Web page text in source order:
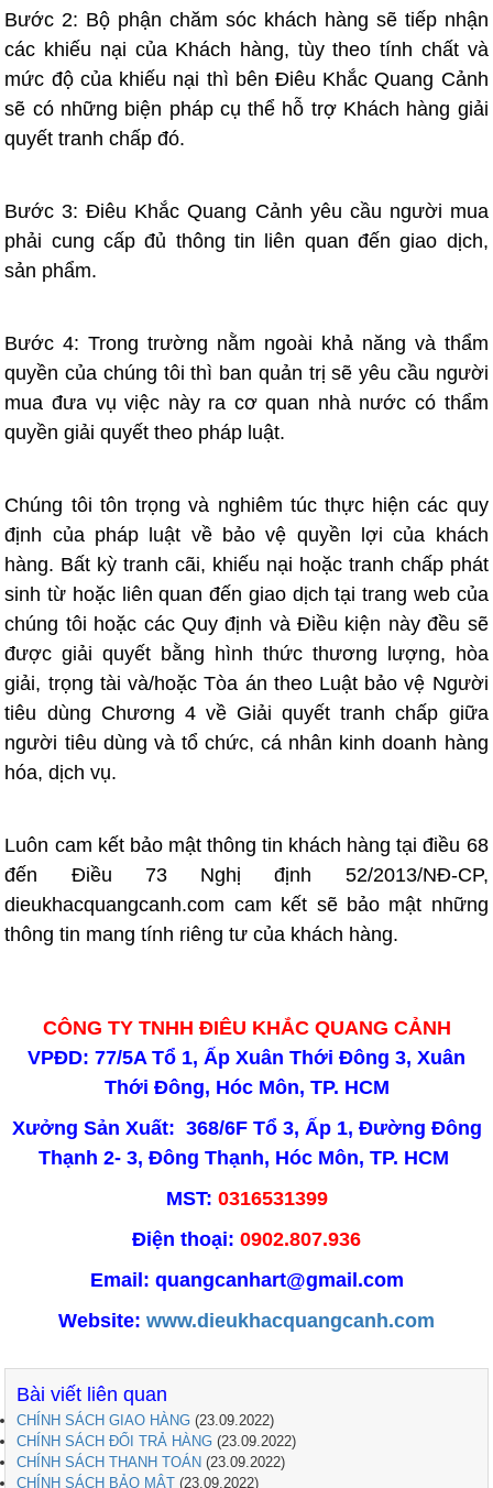
Bước 2: Bộ phận chăm sóc khách hàng sẽ tiếp nhận
các khiếu nại của Khách hàng, tùy theo tính chất và
mức độ của khiếu nại thì bên Điêu Khắc Quang Cảnh
sẽ có những biện pháp cụ thể hỗ trợ Khách hàng giải
quyết tranh chấp đó.
Bước 3: Điêu Khắc Quang Cảnh yêu cầu người mua
phải cung cấp đủ thông tin liên quan đến giao dịch,
sản phẩm.
Bước 4: Trong trường nằm ngoài khả năng và thẩm
quyền của chúng tôi thì ban quản trị sẽ yêu cầu người
mua đưa vụ việc này ra cơ quan nhà nước có thẩm
quyền giải quyết theo pháp luật.
Chúng tôi tôn trọng và nghiêm túc thực hiện các quy
định của pháp luật về bảo vệ quyền lợi của khách
hàng. Bất kỳ tranh cãi, khiếu nại hoặc tranh chấp phát
sinh từ hoặc liên quan đến giao dịch tại trang web của
chúng tôi hoặc các Quy định và Điều kiện này đều sẽ
được giải quyết bằng hình thức thương lượng, hòa
giải, trọng tài và/hoặc Tòa án theo Luật bảo vệ Người
tiêu dùng Chương 4 về Giải quyết tranh chấp giữa
người tiêu dùng và tổ chức, cá nhân kinh doanh hàng
hóa, dịch vụ.
Luôn cam kết bảo mật thông tin khách hàng tại điều 68
đến Điều 73 Nghị định 52/2013/NĐ-CP,
dieukhacquangcanh.com cam kết sẽ bảo mật những
thông tin mang tính riêng tư của khách hàng.
CÔNG TY TNHH ĐIÊU KHẮC QUANG CẢNH
VPĐD: 77/5A Tổ 1, Ấp Xuân Thới Đông 3, Xuân
Thới Đông, Hóc Môn, TP. HCM
Xưởng Sản Xuất: 368/6F Tổ 3, Ấp 1, Đường Đông
Thạnh 2- 3, Đông Thạnh, Hóc Môn, TP. HCM
MST: 0316531399
Điện thoại: 0902.807.936
Email: quangcanhart@gmail.com
Website: www.dieukhacquangcanh.com
Bài viết liên quan
CHÍNH SÁCH GIAO HÀNG (23.09.2022)
CHÍNH SÁCH ĐỔI TRẢ HÀNG (23.09.2022)
CHÍNH SÁCH THANH TOÁN (23.09.2022)
CHÍNH SÁCH BẢO MẬT (23.09.2022)